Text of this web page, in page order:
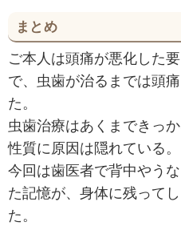
まとめ
ご本人は頭痛が悪化した
で、虫歯が治るまでは頭
た。
虫歯治療はあくまできっ
性質に原因は隠れている。
今回は歯医者で背中やう
た記憶が、身体に残って
た。